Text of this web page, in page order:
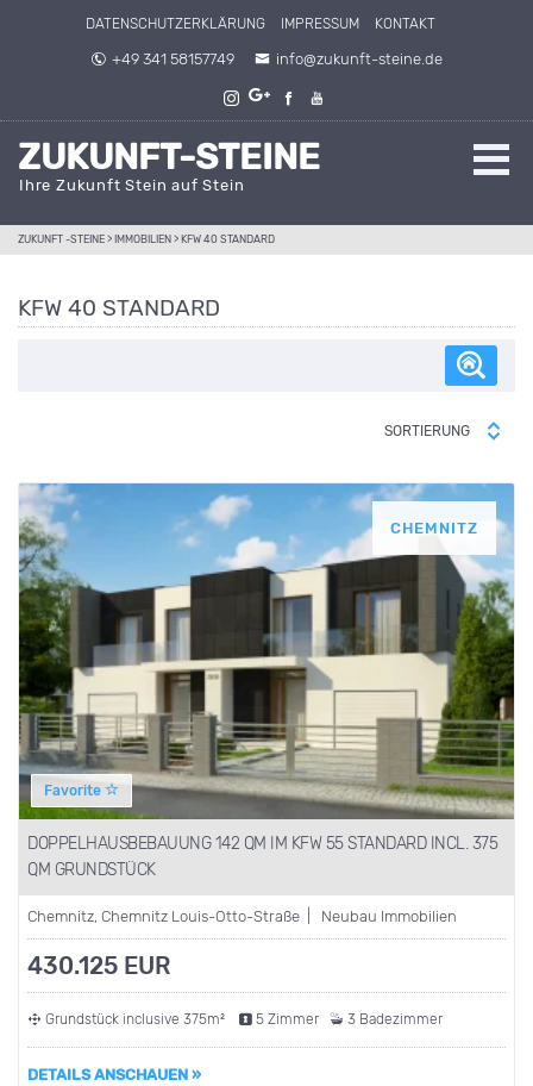
Direkt zum Inhalt springen
DATENSCHUTZERKLÄRUNG IMPRESSUM KONTAKT
+49 341 58157749 info@zukunft-steine.de
ZUKUNFT-STEINE
Ihre Zukunft Stein auf Stein
ZUKUNFT -STEINE > IMMOBILIEN > KFW 40 STANDARD
KFW 40 STANDARD
SORTIERUNG
CHEMNITZ
Favorite
DOPPELHAUSBEBAUUNG 142 QM IM KFW 55 STANDARD INCL. 375
QM GRUNDSTÜCK
Chemnitz, Chemnitz Louis-Otto-Straße | Neubau Immobilien
430.125 EUR
Grundstück inclusive 375m² 5 Zimmer 3 Badezimmer
DETAILS ANSCHAUEN »